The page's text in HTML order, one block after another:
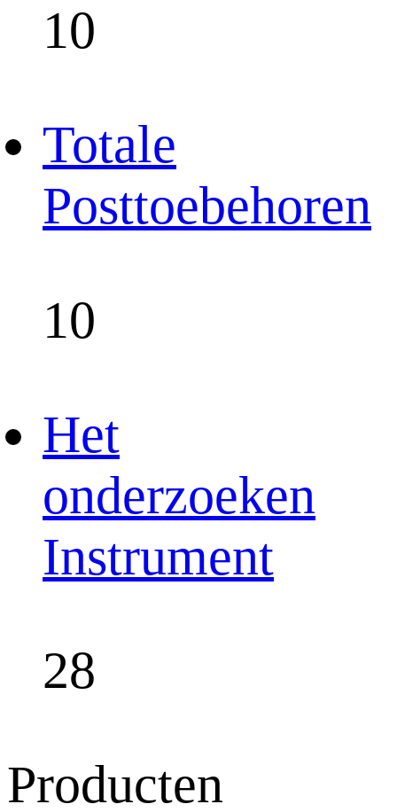
10
Totale
Posttoebehoren
10
Het
onderzoeken
Instrument
28
Producten